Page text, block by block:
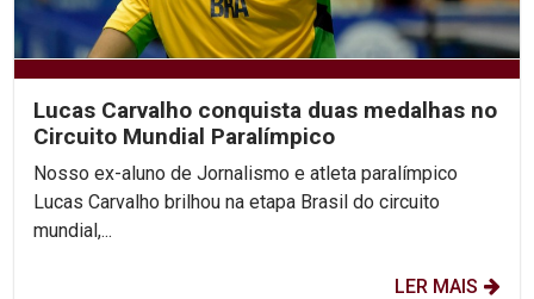
Lucas Carvalho conquista duas medalhas no
Circuito Mundial Paralímpico
Nosso ex-aluno de Jornalismo e atleta paralímpico
Lucas Carvalho brilhou na etapa Brasil do circuito
mundial,...
LER MAIS